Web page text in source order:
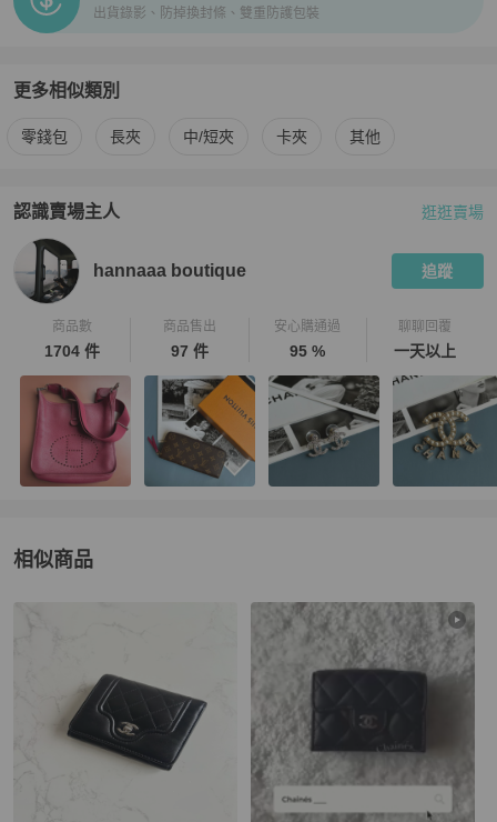
出貨錄影、防掉換封條、雙重防護包裝
更多相似類別
更多Chanel 女士錢包 / 小皮件相似商品推薦
零錢包 長夾 中/短夾 卡夾 其他
認識賣場主人
PopChill 拍拍圈嚴選賣家
逛逛賣場
hannaaa boutique 追蹤
商品數
1704 件
商品售出
97 件
安心購通過
95 %
聊聊回覆
一天以上
相似商品
女士錢包 / 小皮件推薦精品